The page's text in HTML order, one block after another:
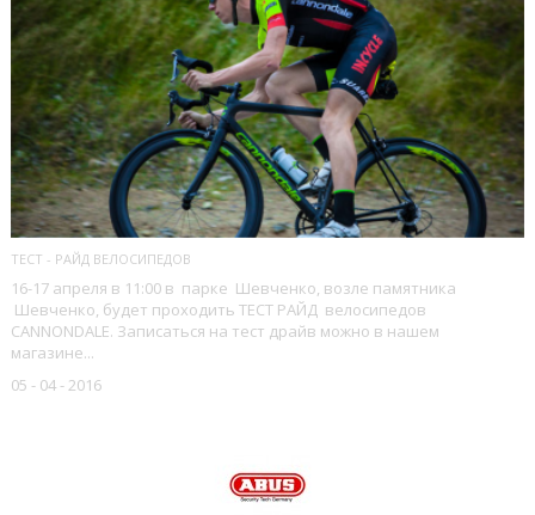
ТЕСТ - РАЙД ВЕЛОСИПЕДОВ
16-17 апреля в 11:00 в парке Шевченко, возле памятника
Шевченко, будет проходить ТЕСТ РАЙД велосипедов
CANNONDALE. Записаться на тест драйв можно в нашем
магазине...
05 - 04 - 2016